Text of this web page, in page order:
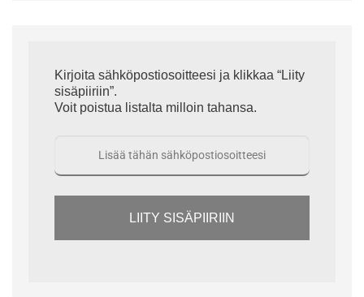
Kirjoita sähköpostiosoitteesi ja klikkaa “Liity
sisäpiiriin”.
Voit poistua listalta milloin tahansa.
LIITY SISÄPIIRIIN